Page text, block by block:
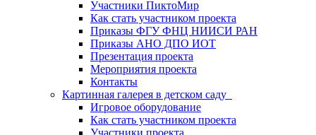
Участники ПиктоМир
Как стать участником проекта
Приказы ФГУ ФНЦ НИИСИ РАН
Приказы АНО ДПО ИОТ
Презентация проекта
Мероприятия проекта
Контакты
Картинная галерея в детском саду
Игровое оборудование
Как стать участником проекта